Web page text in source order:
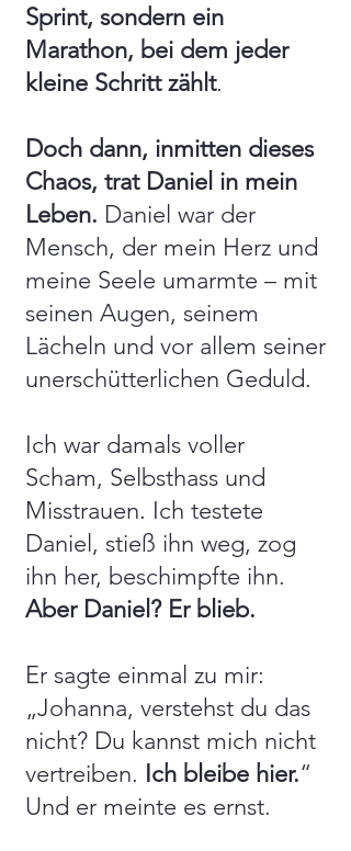
Sprint, sondern ein
Marathon, bei dem jeder
kleine Schritt zählt.
Doch dann, inmitten dieses
Chaos, trat Daniel in mein
Leben. Daniel war der
Mensch, der mein Herz und
meine Seele umarmte – mit
seinen Augen, seinem
Lächeln und vor allem seiner
unerschütterlichen Geduld.
Ich war damals voller
Scham, Selbsthass und
Misstrauen. Ich testete
Daniel, stieß ihn weg, zog
ihn her, beschimpfte ihn.
Aber Daniel? Er blieb.
Er sagte einmal zu mir:
„Johanna, verstehst du das
nicht? Du kannst mich nicht
vertreiben. Ich bleibe hier.“
Und er meinte es ernst.